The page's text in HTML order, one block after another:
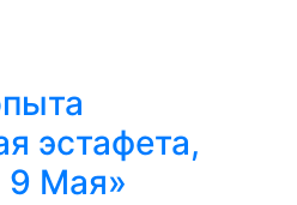
эстафета,
9 Мая»